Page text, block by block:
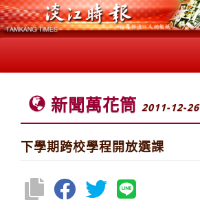
新聞萬花筒 2011-12-26
下學期跨校學程開放選課